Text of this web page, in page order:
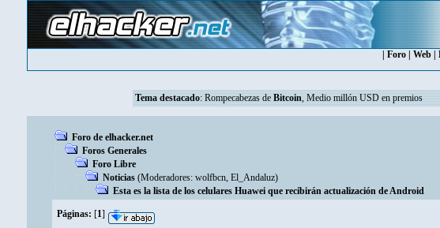
Foro| Web|
Tema destacado: Rompecabezas de Bitcoin, Medio millón USD en premios
Foro de elhacker.net
Foros Generales
Foro Libre
Noticias (Moderadores: wolfbcn, El_Andaluz)
Esta es la lista de los celulares Huawei que recibirán actualización de Android
Páginas: [1]